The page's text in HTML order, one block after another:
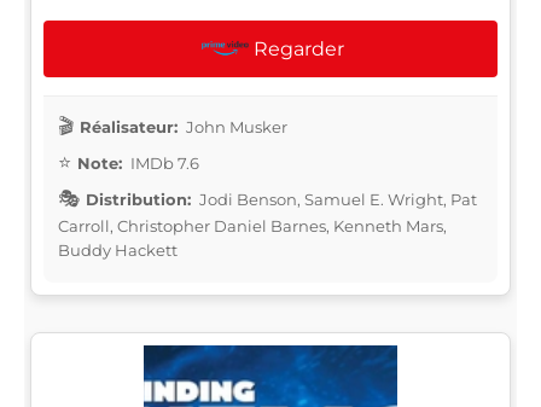
Regarder
Réalisateur: John Musker
Note: IMDb 7.6
Distribution: Jodi Benson, Samuel E. Wright, Pat
Carroll, Christopher Daniel Barnes, Kenneth Mars,
Buddy Hackett